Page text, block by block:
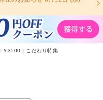
￥3500 | こだわり特集